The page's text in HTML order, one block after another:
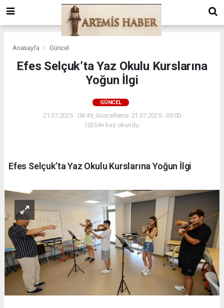
Anasayfa Güncel
Efes Selçuk’ta Yaz Okulu Kurslarına
Yoğun İlgi
GÜNCEL
21.07.2025 - 08:49, Güncelleme: 21.07.2025 - 09:00
10354+ kez okundu.
Efes Selçuk’ta Yaz Okulu Kurslarına Yoğun İlgi